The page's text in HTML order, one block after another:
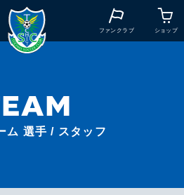
ファンクラブ ショップ
ム 選手 / スタッフ